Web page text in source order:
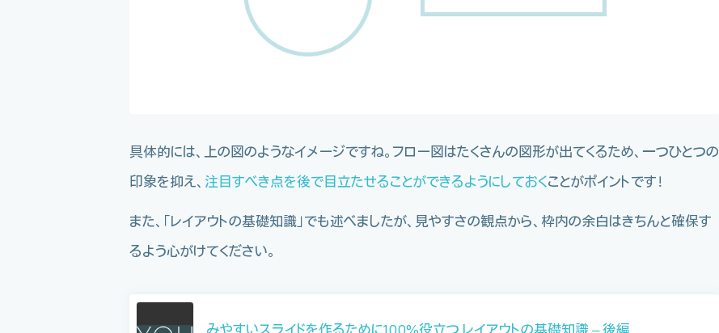
具体的には、上の図のようなイメージですね。フロー図はたくさんの図形が出てくるため、一つひとつの
印象を抑え、 注目すべき点を後で目立たせることができるようにしておくことがポイントです！
また、「レイアウトの基礎知識」でも述べましたが、見やすさの観点から、枠内の余白はきちんと確保す
るよう心がけてください。